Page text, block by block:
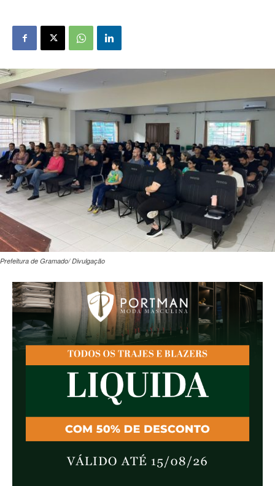
Prefeitura de Gramado/ Divulgação